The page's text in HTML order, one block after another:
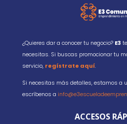
¿Quieres dar a conocer tu negocio? E3
necesitas. Si buscas promocionar tu
servicio, regístrate aquí.
Si necesitas más detalles, estamos a
escríbenos a
ACCESOS